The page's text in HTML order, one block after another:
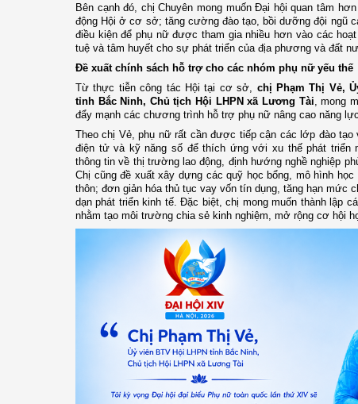
Bên cạnh đó, chị Chuyên mong muốn Đại hội quan tâm
động Hội ở cơ sở; tăng cường đào tạo, bồi dưỡng đội ngũ
điều kiện để phụ nữ được tham gia nhiều hơn vào các
tuệ và tâm huyết cho sự phát triển của địa phương và đất
Đề xuất chính sách hỗ trợ cho các nhóm phụ nữ yếu thế
Từ thực tiễn công tác Hội tại cơ sở, chị Phạm Thị Vẻ,
tỉnh Bắc Ninh, Chủ tịch Hội LHPN xã Lương Tài , mong
đẩy mạnh các chương trình hỗ trợ phụ nữ nâng cao năng
Theo chị Vẻ, phụ nữ rất cần được tiếp cận các lớp đào
điện tử và kỹ năng số để thích ứng với xu thế phát triển
thông tin về thị trường lao động, định hướng nghề nghiệp
Chị cũng đề xuất xây dựng các quỹ học bổng, mô hình
thôn; đơn giản hóa thủ tục vay vốn tín dụng, tăng hạn mức
dạn phát triển kinh tế. Đặc biệt, chị mong muốn thành lập
nhằm tạo môi trường chia sẻ kinh nghiệm, mở rộng cơ hội